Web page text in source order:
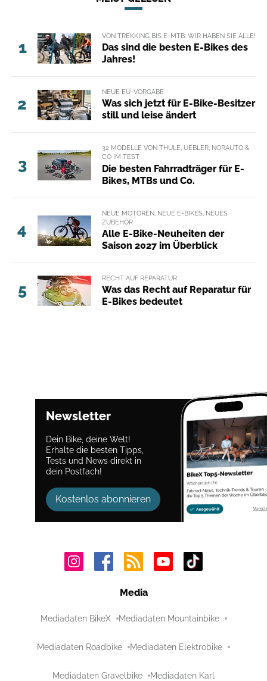
1
VON TREKKING BIS E-MTB: WIR HABEN SIE ALLE!
Das sind die besten E-Bikes des
Jahres!
2
NEUE EU-VORGABE
Was sich jetzt für E-Bike-Besitzer
still und leise ändert
3
32 MODELLE VON THULE, UEBLER, NORAUTO &
CO IM TEST
Die besten Fahrradträger für E-
Bikes, MTBs und Co.
4
NEUE MOTOREN, NEUE E-BIKES, NEUES
ZUBEHÖR
Alle E-Bike-Neuheiten der
Saison 2027 im Überblick
5
RECHT AUF REPARATUR
Was das Recht auf Reparatur für
E-Bikes bedeutet
Newsletter
Dein Bike, deine Welt!
Erhalte die besten Tipps,
Tests und News direkt in
dein Postfach!
Kostenlos abonnieren
Media
Mediadaten BikeX Mediadaten Mountainbike
Mediadaten Roadbike Mediadaten Elektrobike
Mediadaten Gravelbike Mediadaten Karl